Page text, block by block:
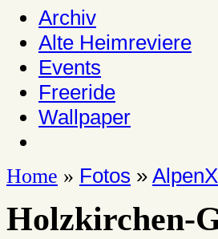
Archiv
Alte Heimreviere
Events
Freeride
Wallpaper
Home » Fotos » AlpenX
Holzkirchen-